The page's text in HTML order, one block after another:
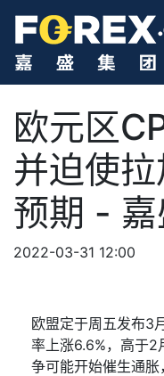
欧元区
并迫使
预期 -
2022-03-31 12:00
欧盟定于周五发布3月
率上涨6.6%，高于2
争可能开始催生通